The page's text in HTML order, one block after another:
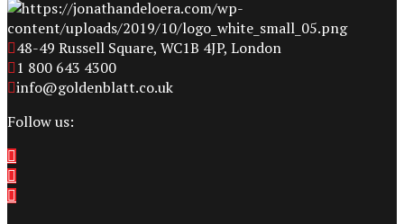
48-49 Russell Square, WC1B 4JP, London
1 800 643 4300
info@goldenblatt.co.uk
Follow us: